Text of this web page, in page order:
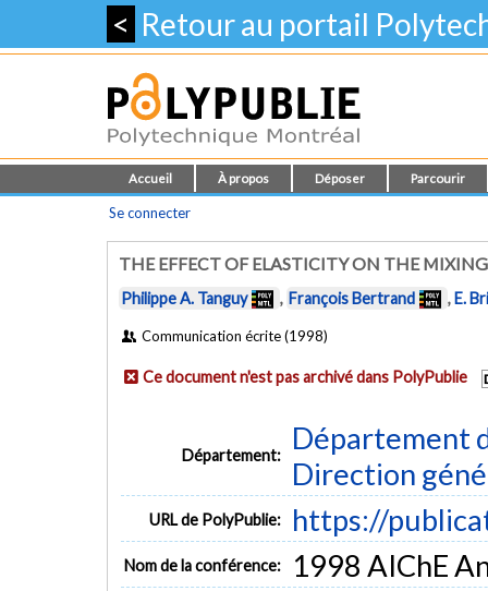
< Retour au portail
Accueil À propos Déposer Parcourir
Se connecter
THE EFFECT OF ELASTICITY ON THE
Philippe A. Tanguy , François Bertrand ,E.
Communication écrite (1998)
Ce document n'est pas archivé dans PolyPublie
Département:
Département
Direction
URL de PolyPublie: https://
Nom de la conférence: 1998 AIChE